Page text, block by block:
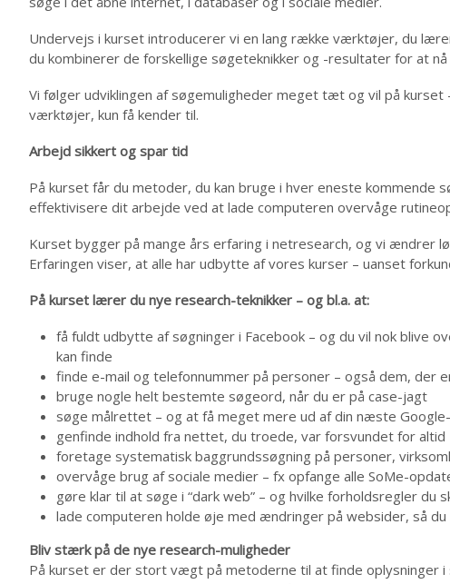
Undervejs i kurset introducerer vi en lang række værktøjer, du
du kombinerer de forskellige søgeteknikker og -resultater for at
Vi følger udviklingen af søgemuligheder meget tæt og vil på
værktøjer, kun få kender til.
Arbejd sikkert og spar tid
På kurset får du metoder, du kan bruge i hver eneste kommende
effektivisere dit arbejde ved at lade computeren overvåge
Kurset bygger på mange års erfaring i netresearch, og vi ændrer
Erfaringen viser, at alle har udbytte af vores kurser – uanset
På kurset lærer du nye research-teknikker – og bl.a. at:
få fuldt udbytte af søgninger i Facebook – og du vil nok blive
kan finde
finde e-mail og telefonnummer på personer – også dem, der
bruge nogle helt bestemte søgeord, når du er på case-jagt
søge målrettet – og at få meget mere ud af din næste
genfinde indhold fra nettet, du troede, var forsvundet for altid
foretage systematisk baggrundssøgning på personer,
overvåge brug af sociale medier – fx opfange alle SoMe-
gøre klar til at søge i “dark web” – og hvilke forholdsregler du
lade computeren holde øje med ændringer på websider, så
Bliv stærk på de nye research-muligheder
På kurset er der stort vægt på metoderne til at finde oplysninger